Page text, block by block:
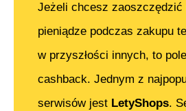
Jeżeli chcesz zaoszczędzić
pieniądze podczas zakupu
w przyszłości innych, to
cashback. Jednym z
serwisów jest LetyShops.